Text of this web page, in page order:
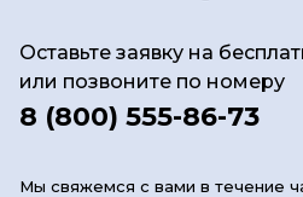
Оставьте заявку на
или позвоните по номеру
8 (800) 555-86-73
Мы свяжемся с вами в течение